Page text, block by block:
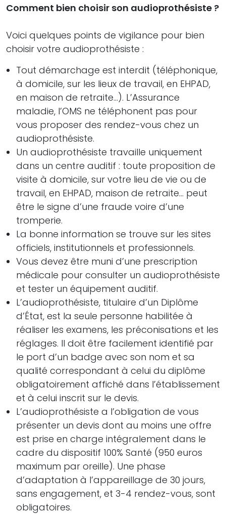
Comment bien choisir son audioprothésiste ?
Voici quelques points de vigilance pour bien
choisir votre audioprothésiste :
Tout démarchage est interdit (téléphonique,
à domicile, sur les lieux de travail, en EHPAD,
en maison de retraite…). L’Assurance
maladie, l’OMS ne téléphonent pas pour
vous proposer des rendez-vous chez un
audioprothésiste.
Un audioprothésiste travaille uniquement
dans un centre auditif : toute proposition de
visite à domicile, sur votre lieu de vie ou de
travail, en EHPAD, maison de retraite… peut
être le signe d’une fraude voire d’une
tromperie.
La bonne information se trouve sur les sites
officiels, institutionnels et professionnels.
Vous devez être muni d’une prescription
médicale pour consulter un audioprothésiste
et tester un équipement auditif.
L’audioprothésiste, titulaire d’un Diplôme
d’État, est la seule personne habilitée à
réaliser les examens, les préconisations et les
réglages. Il doit être facilement identifié par
le port d’un badge avec son nom et sa
qualité correspondant à celui du diplôme
obligatoirement affiché dans l’établissement
et à celui inscrit sur le devis.
L’audioprothésiste a l’obligation de vous
présenter un devis dont au moins une offre
est prise en charge intégralement dans le
cadre du dispositif 100% Santé (950 euros
maximum par oreille). Une phase
d’adaptation à l’appareillage de 30 jours,
sans engagement, et 3-4 rendez-vous, sont
obligatoires.